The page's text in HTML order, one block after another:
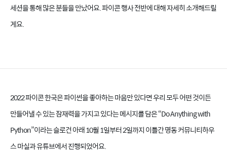
세션을 통해 많은 분들을 만났어요. 파이콘 행사 전반에 대해 자세히 소개해드릴
게요.
2022 파이콘 한국은 파이썬을 좋아하는 마음만 있다면 우리 모두 어떤 것이든
만들어낼 수 있는 잠재력을 가지고 있다는 메시지를 담은 “Do Anything with
Python”이라는 슬로건 아래 10월 1일부터 2일까지 이틀간 명동 커뮤니티하우
스 마실과 유튜브에서 진행되었어요.